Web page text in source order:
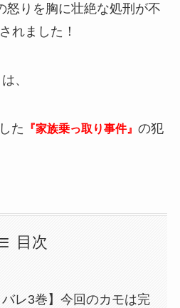
怒りを胸に壮絶な処刑が不
れました！
、
た 『家族乗っ取り事件』 の犯
目次
レ3巻】今回のカモは完